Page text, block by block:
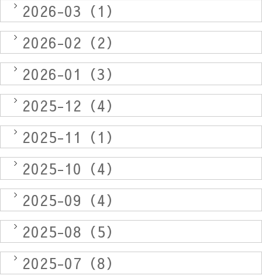
2026-03（1）
2026-02（2）
2026-01（3）
2025-12（4）
2025-11（1）
2025-10（4）
2025-09（4）
2025-08（5）
2025-07（8）